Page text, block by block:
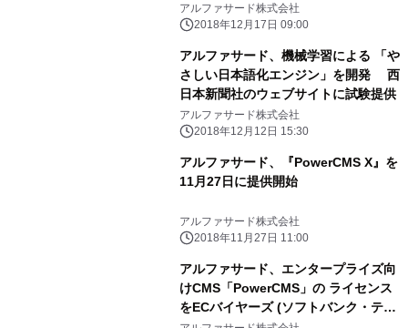
アルファサード株式会社
2018年12月17日 09:00
アルファサード、機械学習による 「や
さしい日本語化エンジン」を開発 西
日本新聞社のウェブサイトに試験提供
アルファサード株式会社
2018年12月12日 15:30
アルファサード、『PowerCMS X』を
11月27日に提供開始
アルファサード株式会社
2018年11月27日 11:00
アルファサード、エンタープライズ向
けCMS「PowerCMS」の ライセンス
をECバイヤーズ (ソフトバンク・テク